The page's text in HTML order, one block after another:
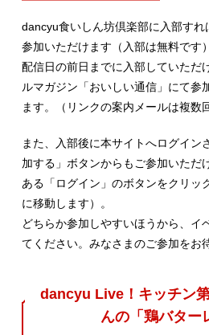
dancyu食いしん坊倶楽部に入部す
参加いただけます（入部は無料です
配信日の前日までに入部していただ
ルマガジン「おいしい通信」にて参
ます。（リンクの案内メールは複数
また、入部後に本サイトへログイン
加する」ボタンからもご参加いただ
ある「ログイン」のボタンをクリッ
に移動します）。
どちらか参加しやすいほうから、イ
てください。みなさまのご参加をお
dancyu Live！キッチン
んの「鶏バター